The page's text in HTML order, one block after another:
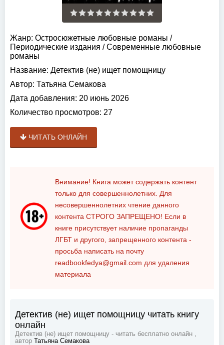
Жанр: Остросюжетные любовные романы /
Периодические издания /Современные любовные
романы
Название: Детектив (не) ищет помощницу
Автор: Татьяна Семакова
Дата добавления: 20 июнь 2026
Количество просмотров: 27
ЧИТАТЬ ОНЛАЙН
Внимание! Книга может содержать контент
только для совершеннолетних. Для
несовершеннолетних чтение данного
контента СТРОГО ЗАПРЕЩЕНО! Если в
книге присутствует наличие пропаганды
ЛГБТ и другого, запрещенного контента -
просьба написать на почту
readbookfedya@gmail.com для удаления
материала
Детектив (не) ищет помощницу читать книгу
онлайн
Детектив (не) ищет помощницу - читать бесплатно онлайн ,
автор
Татьяна Семакова